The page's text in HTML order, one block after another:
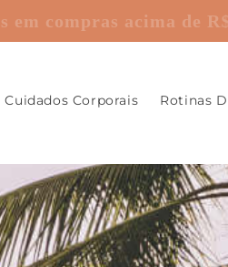
em compras acima de
Cuidados Corporais Rotinas